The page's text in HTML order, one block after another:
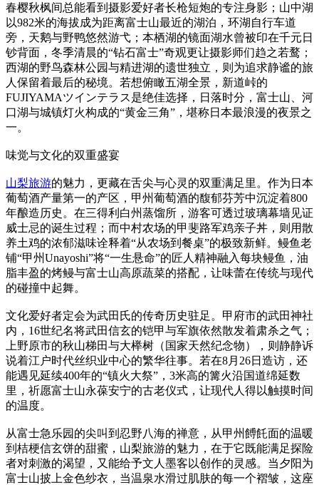
春樱秋枫间总能看到摄影爱好者长枪短炮的专注身影；山中湖
以982米的海拔成为距离富士山最近的湖泊，环湖自行车道
旁，天鹅与野鸭悠然游弋；本栖湖的镜面湖水曾被印在千元日
钞背面，冬季清晨的“钻石富士”奇观更让摄影师们趋之若鹜；
西湖的野鸟森林公园与精进湖的遗世独立，则为追求静谧的旅
人保留着最后的秘境。若想俯瞰五湖全景，新道峠的
FUJIYAMAツインテラス是绝佳选择，日落时分，富士山、河
口湖与城镇灯火构成的“黄金三角”，堪称日本最浪漫的夜景之
一。
味觉与文化的双重盛宴
山梨旅游的魅力，更藏在舌尖与心灵的双重满足里。作为日本
葡萄酒产量第一的产区，甲州葡萄酒的馥郁芬芳中沉淀着800
年酿造历史。在三得利白州蒸馏所，游客可透过玻璃幕墙见证
威士忌的诞生过程；而中村农场的甲斐路军鸡亲子丼，则用散
养土鸡的浓郁滋味诠释着“从农场到餐桌”的极致新鲜。鳗鱼老
铺“甲州Unayoshi”将“一生悬命”的匠人精神融入每块鳗鱼，油
脂丰盈的烤鳗与富士山高原蔬菜的搭配，让味蕾在传统与现代
的碰撞中起舞。
文化爱好者定会为武田氏的传奇历史驻足。甲府市的武田神社
内，16世纪名将武田信玄的铠甲与军旗依然散发着肃杀之气；
上野原市的秋山梯田与大榉树（国家天然纪念物），则静静诉
说着江户时代丝织业中心的繁华往事。若在8月26日造访，还
能遇见延续400年的“镇火大祭”，3米高的篝火沿国道绵延数
里，祈愿富士山永葆安宁的古老仪式，让现代人得以触摸时间
的温度。
从富士急乐园的尖叫到忍野八海的禅意，从甲州餺飥面的温暖
到桔梗信玄饼的甜蜜，山梨旅游的魅力，在于它既能满足探险
者对刺激的渴望，又能给予文人墨客以创作的灵感。当夕阳为
富士山披上金色纱衣，当温泉水滑过肌肤的每一个褶皱，这座